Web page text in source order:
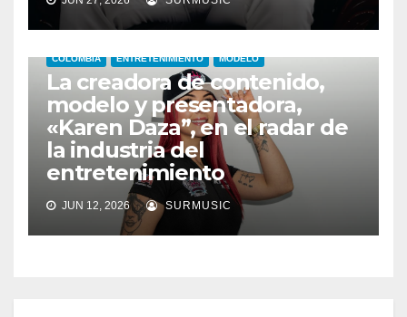
COLOMBIA ENTRETENIMIENTO MODELO
La creadora de contenido,
modelo y presentadora,
«Karen Daza”, en el radar de
la industria del
entretenimiento
JUN 12, 2026 SURMUSIC